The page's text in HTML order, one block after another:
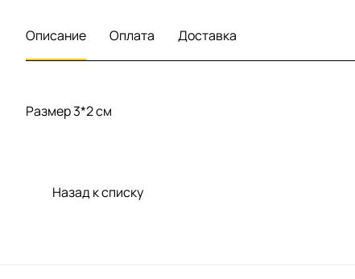
Описание Оплата Доставка
Размер 3*2 см
Назад к списку